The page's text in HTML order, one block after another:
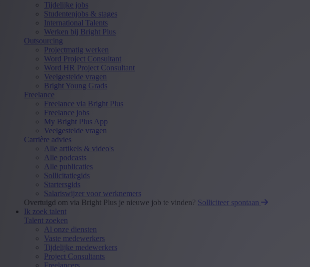
Tijdelijke jobs
Studentenjobs & stages
International Talents
Werken bij Bright Plus
Outsourcing
Projectmatig werken
Word Project Consultant
Word HR Project Consultant
Veelgestelde vragen
Bright Young Grads
Freelance
Freelance via Bright Plus
Freelance jobs
My Bright Plus App
Veelgestelde vragen
Carrière advies
Alle artikels & video's
Alle podcasts
Alle publicaties
Sollicitatiegids
Startersgids
Salariswijzer voor werknemers
Overtuigd om via Bright Plus je nieuwe job te vinden? Solliciteer spontaan
Ik zoek talent
Talent zoeken
Al onze diensten
Vaste medewerkers
Tijdelijke medewerkers
Project Consultants
Freelancers